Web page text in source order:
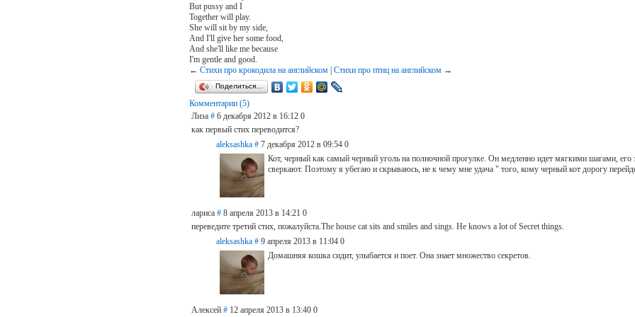
But pussy and I
Together will play.
She will sit by my side,
And I'll give her some food,
And she'll like me because
I'm gentle and good.
←Стихи про крокодила на английском |Стихи про птиц на английском →
Поделиться…
Комментарии (5)
Лиза# 6 декабря 2012 в 16:12 0
как первый стих переводится?
aleksashka # 7 декабря 2012 в 09:54 0
Кот, черный как самый черный уголь на полночной прогулке. Он медленно идет мягкими шагами, его
сверкают. Поэтому я убегаю и скрываюсь, не к чему мне удача " того, кому черный кот дорогу
лариса# 8 апреля 2013 в 14:21 0
переведите третий стих, пожалуйста.The house cat sits and smiles and sings. He knows a lot of Secret things.
aleksashka # 9 апреля 2013 в 11:04 0
Домашняя кошка сидит, улыбается и поет. Она знает множество секретов.
Алексей# 12 апреля 2013 в 13:40 0